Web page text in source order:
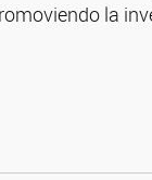
la